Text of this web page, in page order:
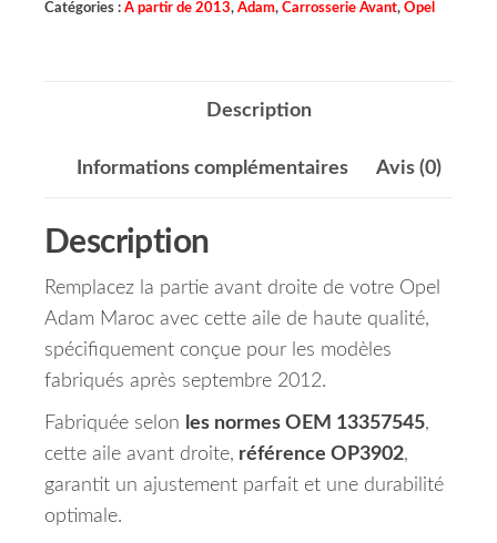
Catégories : A partir de 2013, Adam, Carrosserie Avant, Opel
Description
Informations complémentaires Avis (0)
Description
Remplacez la partie avant droite de votre Opel
Adam Maroc avec cette aile de haute qualité,
spécifiquement conçue pour les modèles
fabriqués après septembre 2012.
Fabriquée selon les normes OEM 13357545,
cette aile avant droite, référence OP3902,
garantit un ajustement parfait et une durabilité
optimale.